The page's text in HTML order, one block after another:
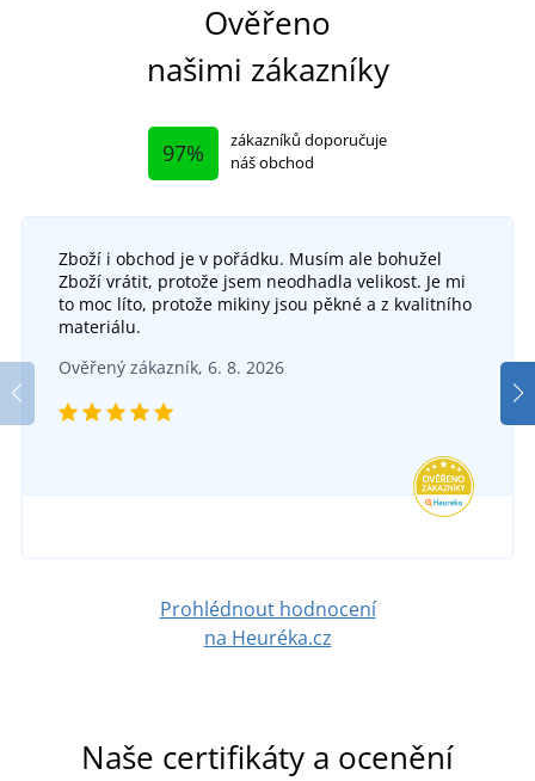
Vysoké ponožky s biobavlnou 8032
SKLADEM
Ponožky MOOVY
69 Kč
Ověřeno
našimi zákazníky
97%
zákazníků doporučuje
náš obchod
Zboží i obchod je v pořádku. Musím ale bohužel
Zboží vrátit, protože jsem neodhadla velikost. Je mi
to moc líto, protože mikiny jsou pěkné a z kvalitního
materiálu.
Ověřený zákazník, 6. 8. 2026
Prohlédnout hodnocení
na Heuréka.cz
Naše certifikáty a ocenění